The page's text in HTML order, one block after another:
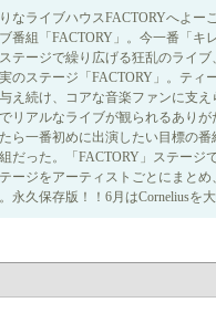
なライブハウスFACTORYへよー
番組「FACTORY」。今一番「キ
テージで繰り広げる狂乱のライ
のステージ「FACTORY」。ティ
え続け、コアな音楽ファンに支
リアルなライブが観られるあり
ら一番初めに出演したい目標の
だった。「FACTORY」ステージ
ージをアーティストごとにまと
永久保存版！！6月はCorneliusを大